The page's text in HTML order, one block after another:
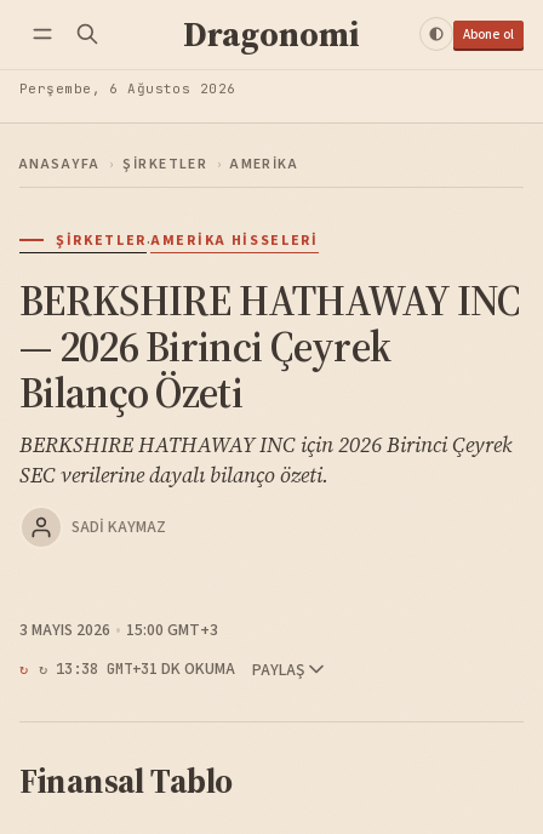
Dragonomi Abone ol
Perşembe, 6 Ağustos 2026
ANASAYFA › ŞIRKETLER › AMERIKA
ŞIRKETLER·AMERIKA HISSELERI
BERKSHIRE HATHAWAY INC
— 2026 Birinci Çeyrek
Bilanço Özeti
BERKSHIRE HATHAWAY INC için 2026 Birinci Çeyrek
SEC verilerine dayalı bilanço özeti.
SADI KAYMAZ
3 MAYIS 2026 15:00 GMT+3
↻ 13:38 GMT+31 DK OKUMA PAYLAŞ
Finansal Tablo